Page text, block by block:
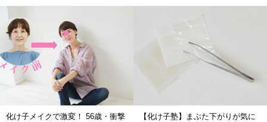
化け子メイクで激変！ 56歳・衝撃
【化け子塾】まぶた下がりが気に